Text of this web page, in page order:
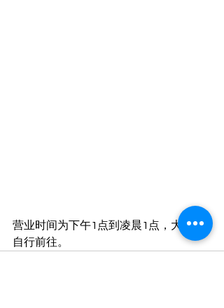
营业时间为下午1点到凌晨1点，大家可
自行前往。